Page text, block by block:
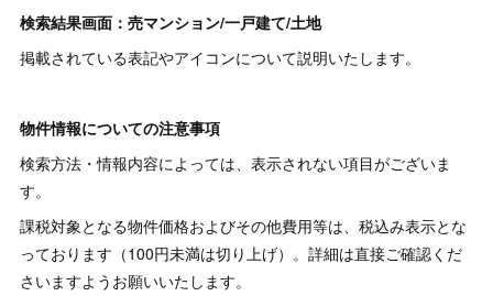
検索結果画面：売マンション/一戸建て/土地
掲載されている表記やアイコンについて説明いたします。
物件情報についての注意事項
検索方法・情報内容によっては、表示されない項目がございま
す。
課税対象となる物件価格およびその他費用等は、税込み表示とな
っております（100円未満は切り上げ）。詳細は直接ご確認くだ
さいますようお願いいたします。